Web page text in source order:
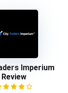
Imperium
Review